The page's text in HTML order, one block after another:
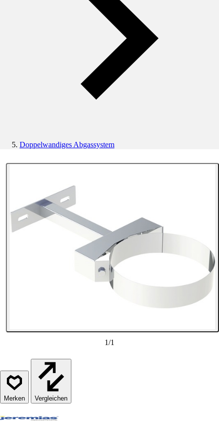
Doppelwandiges Abgassystem
1/1
Vergleichen